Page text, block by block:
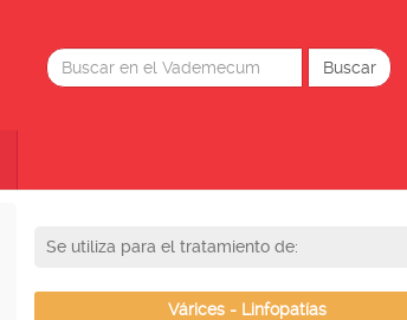
Se utiliza para el tratamiento de:
Várices - Linfopatías